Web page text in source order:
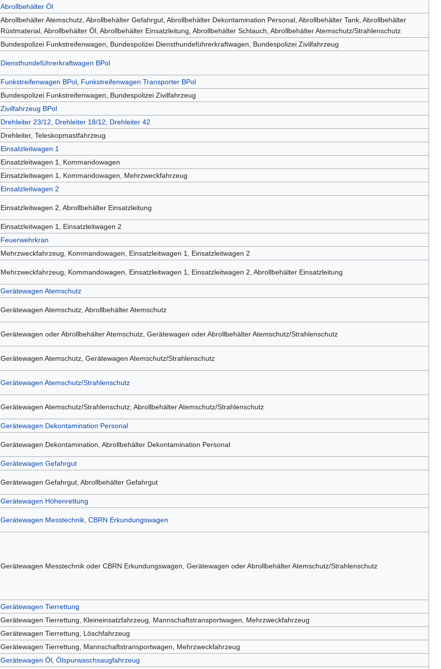
Abrollbehälter Öl
Abrollbehälter Atemschutz, Abrollbehälter Gefahrgut, Abrollbehälter Dekontamination Personal, Abrollbehälter Tank, Abrollbehälter
Rüstmaterial, Abrollbehälter Öl, Abrollbehälter Einsatzleitung, Abrollbehälter Schlauch, Abrollbehälter Atemschutz/Strahlenschutz
Bundespolizei Funkstreifenwagen, Bundespolizei Diensthundeführerkraftwagen, Bundespolizei Zivilfahrzeug
Diensthundeführerkraftwagen BPol
Funkstreifenwagen BPol, Funkstreifenwagen Transporter BPol
Bundespolizei Funkstreifenwagen, Bundespolizei Zivilfahrzeug
Zivilfahrzeug BPol
Drehleiter 23/12 Drehleiter 18/12
Drehleiter 42
Drehleiter, Teleskopmastfahrzeug
Einsatzleitwagen 1
Einsatzleitwagen 1, Kommandowagen
Einsatzleitwagen 1, Kommandowagen, Mehrzweckfahrzeug
Einsatzleitwagen 2
Einsatzleitwagen 2, Abrollbehälter Einsatzleitung
Einsatzleitwagen 1, Einsatzleitwagen 2
Feuerwehrkran
Mehrzweckfahrzeug, Kommandowagen, Einsatzleitwagen 1, Einsatzleitwagen 2
Mehrzweckfahrzeug, Kommandowagen, Einsatzleitwagen 1, Einsatzleitwagen 2, Abrollbehälter Einsatzleitung
Gerätewagen Atemschutz
Gerätewagen Atemschutz, Abrollbehälter Atemschutz
Gerätewagen oder Abrollbehälter Atemschutz, Gerätewagen oder Abrollbehälter Atemschutz/Strahlenschutz
Gerätewagen Atemschutz, Gerätewagen Atemschutz/Strahlenschutz
Gerätewagen Atemschutz/Strahlenschutz
Gerätewagen Atemschutz/Strahlenschutz, Abrollbehälter Atemschutz/Strahlenschutz
Gerätewagen Dekontamination Personal
Gerätewagen Dekontamination, Abrollbehälter Dekontamination Personal
Gerätewagen Gefahrgut
Gerätewagen Gefahrgut, Abrollbehälter Gefahrgut
Gerätewagen Höhenrettung
Gerätewagen Messtechnik, CBRN Erkundungswagen
Gerätewagen Messtechnik oder CBRN Erkundungswagen, Gerätewagen oder Abrollbehälter Atemschutz/Strahlenschutz
Gerätewagen Tierrettung
Gerätewagen Tierrettung, Kleineinsatzfahrzeug, Mannschaftstransportwagen, Mehrzweckfahrzeug
Gerätewagen Tierrettung, Löschfahrzeug
Gerätewagen Tierrettung, Mannschaftstransportwagen, Mehrzweckfahrzeug
Gerätewagen Öl, Ölspurwaschsaugfahrzeug